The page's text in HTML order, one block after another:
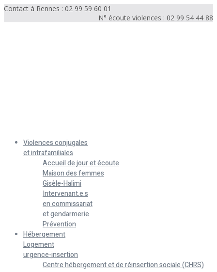
Contact à Rennes : 02 99 59 60 01
N° écoute violences : 02 99 54 44 88
Violences conjugales
et intrafamiliales
Accueil de jour et écoute
Maison des femmes
Gisèle-Halimi
Intervenant.e.s
en commissariat
et gendarmerie
Prévention
Hébergement
Logement
urgence-insertion
Centre hébergement et de réinsertion sociale (CHRS)